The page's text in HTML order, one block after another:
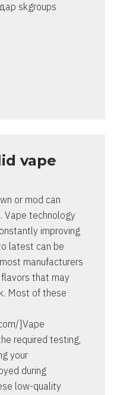
skgroups
vape
or mod can
Vape technology
improving
latest can be
manufacturers
that may
Most of these
]Vape
required testing,
your
during
low-quality